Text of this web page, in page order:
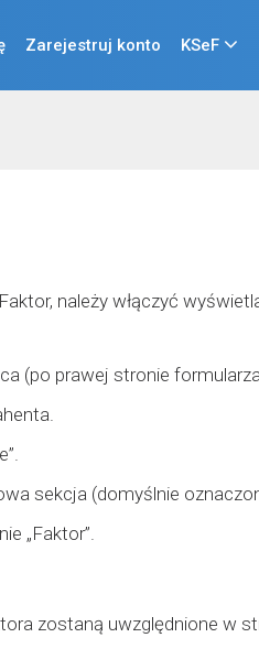
Zarejestruj konto KSeF
należy włączyć
(po prawej stronie
sekcja (domyślnie
„Faktor”.
zostaną uwzględnione w